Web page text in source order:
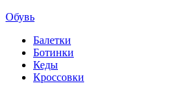
Обувь
Балетки
Ботинки
Кеды
Кроссовки